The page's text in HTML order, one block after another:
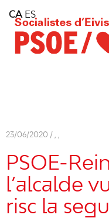
Consell Insular
Services
Contact
23/06/2020 / , ,
PSOE-
l’alcalde
risc la
CA ES